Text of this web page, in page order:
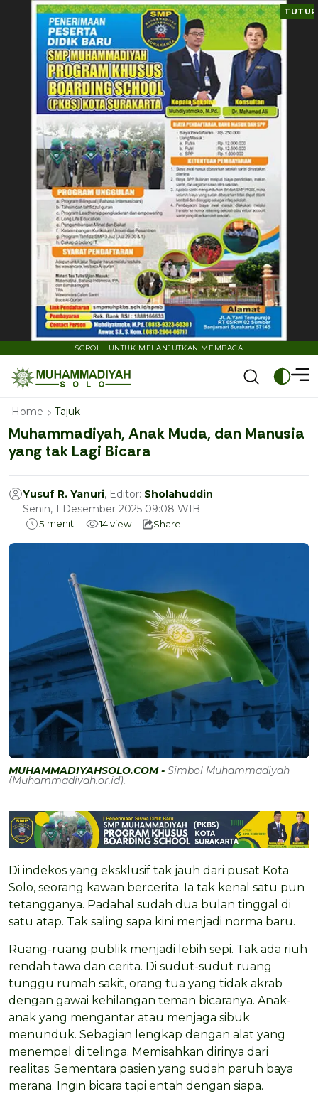
TUTUP
SCROLL UNTUK MELANJUTKAN MEMBACA
Home Tajuk
Muhammadiyah, Anak Muda, dan Manusia
yang tak Lagi Bicara
Yusuf R. Yanuri, Editor: Sholahuddin
Senin, 1 Desember 2025 09:08 WIB
5 menit 14view Share
MUHAMMADIYAHSOLO.COM - Simbol Muhammadiyah
(Muhammadiyah.or.id).
Di indekos yang eksklusif tak jauh dari pusat Kota
Solo, seorang kawan bercerita. Ia tak kenal satu pun
tetangganya. Padahal sudah dua bulan tinggal di
satu atap. Tak saling sapa kini menjadi norma baru.
Ruang-ruang publik menjadi lebih sepi. Tak ada riuh
rendah tawa dan cerita. Di sudut-sudut ruang
tunggu rumah sakit, orang tua yang tidak akrab
dengan gawai kehilangan teman bicaranya. Anak-
anak yang mengantar atau menjaga sibuk
menunduk. Sebagian lengkap dengan alat yang
menempel di telinga. Memisahkan dirinya dari
realitas. Sementara pasien yang sudah paruh baya
merana. Ingin bicara tapi entah dengan siapa.